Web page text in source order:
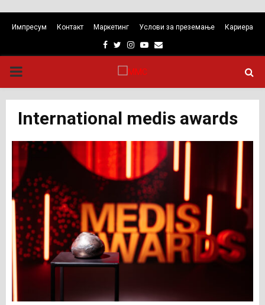
Импресум Контакт Маркетинг Услови за преземање Кариера
Facebook
TwitterInstagram
Youtube
Email
PRIMARY
MENU
International medis awards